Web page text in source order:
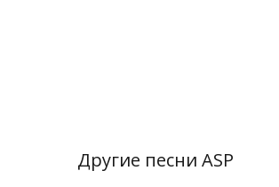
Другие песни ASP